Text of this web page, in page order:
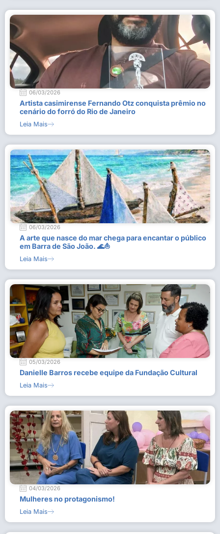
06/03/2026
Artista casimirense Fernando Otz conquista prêmio no
cenário do forró do Rio de Janeiro
Leia Mais
06/03/2026
A arte que nasce do mar chega para encantar o público
em Barra de São João. 🌊⛵
Leia Mais
05/03/2026
Danielle Barros recebe equipe da Fundação Cultural
Leia Mais
04/03/2026
Mulheres no protagonismo!
Leia Mais